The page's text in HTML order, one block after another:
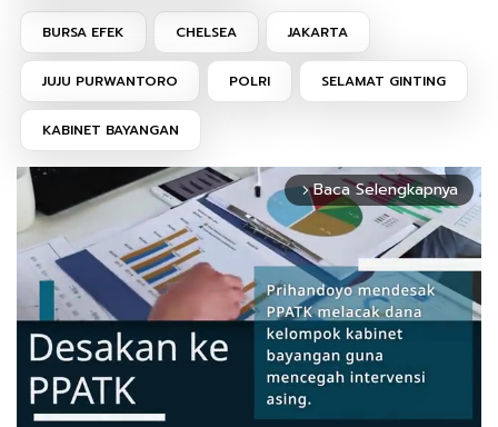
BURSA EFEK CHELSEA JAKARTA
JUJU PURWANTORO POLRI SELAMAT GINTING
KABINET BAYANGAN
arrow_forward_ios Baca Selengkapnya